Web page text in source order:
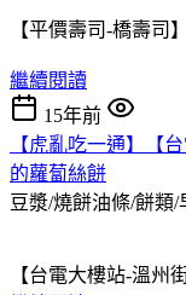
【平價壽司-橋壽司】
繼續閱讀
15年前
【虎亂吃一通】【
的蘿蔔絲餅
豆漿/燒餅油條/餅類/
【台電大樓站-溫州